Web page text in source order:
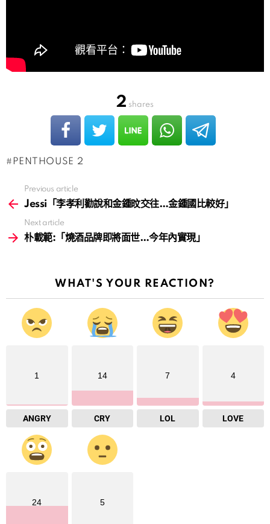
2 shares
PENTHOUSE 2
more
Previous article
Jessi「李孝利勸說和金鍾旼交往…金鍾國比較好」
Next article
朴載範:「燒酒品牌即將面世…今年內實現」
WHAT'S YOUR REACTION?
1
ANGRY
14
CRY
7
LOL
4
LOVE
24 5